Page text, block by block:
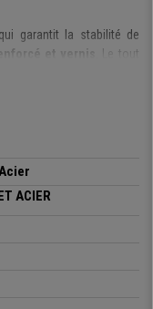
garantit la stabilité de
et vernis
. Le tout
d’un large espace pour
pratique, vous avez la
gauche
avec succès design et
d’ajouter une
ACIER